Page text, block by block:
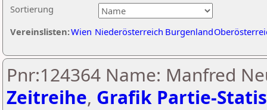
Sortierung
Vereinslisten:Wien Niederösterreich Burgenland
Pnr:124364 Name: Manfred
Zeitreihe, Grafik Partie-